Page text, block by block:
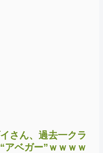
さん、過去一クラ
アベガー”ｗｗｗｗ